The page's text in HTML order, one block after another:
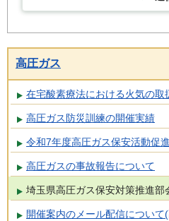
高圧ガス
在宅酸素療法における火気の取
高圧ガス防災訓練の開催実績
令和7年度高圧ガス保安活動促
高圧ガスの事故報告について
埼玉県高圧ガス保安対策推進部
開催案内のメール配信について